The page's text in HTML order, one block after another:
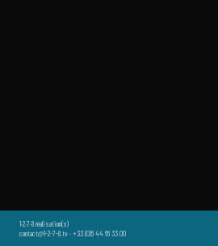
1·2·7·8 réalisation(s)
contact@1-2-7-8.tv · +33 (0)6 44 66 33 00